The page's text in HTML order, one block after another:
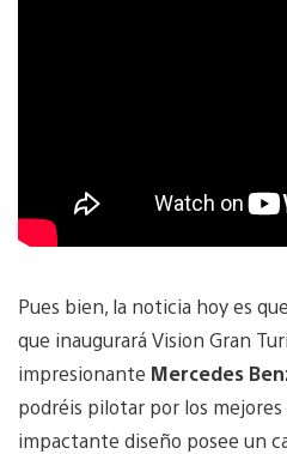
Pues bien, la noticia hoy es
que inaugurará Vision Gran
impresionante Mercedes
podréis pilotar por los
impactante diseño posee un